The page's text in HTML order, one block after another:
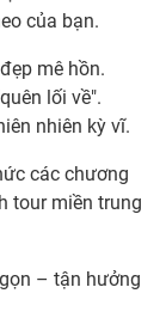
của bạn.
mê hồn.
lối về".
nhiên kỳ vĩ.
các chương
tour miền trung
– tận hưởng